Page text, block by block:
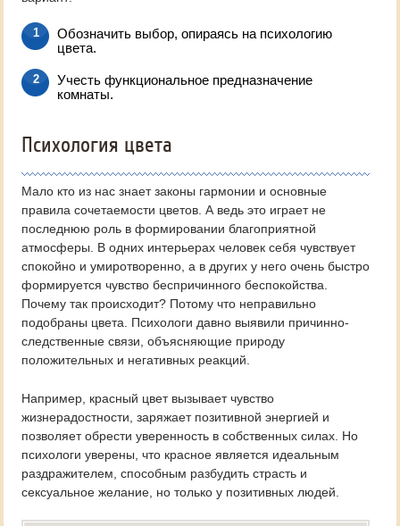
Обозначить выбор, опираясь на психологию
цвета.
Учесть функциональное предназначение
комнаты.
Психология цвета
Мало кто из нас знает законы гармонии и основные
правила сочетаемости цветов. А ведь это играет не
последнюю роль в формировании благоприятной
атмосферы. В одних интерьерах человек себя чувствует
спокойно и умиротворенно, а в других у него очень быстро
формируется чувство беспричинного беспокойства.
Почему так происходит? Потому что неправильно
подобраны цвета. Психологи давно выявили причинно-
следственные связи, объясняющие природу
положительных и негативных реакций.
Например, красный цвет вызывает чувство
жизнерадостности, заряжает позитивной энергией и
позволяет обрести уверенность в собственных силах. Но
психологи уверены, что красное является идеальным
раздражителем, способным разбудить страсть и
сексуальное желание, но только у позитивных людей.